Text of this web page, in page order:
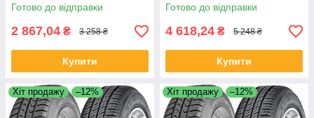
Готово до відправки
2 867,04 ₴ 3 258 ₴
Купити
Готово до відправки
4 618,24 ₴ 5 248 ₴
Купити
Хіт продажу –12% Хіт продажу –12%